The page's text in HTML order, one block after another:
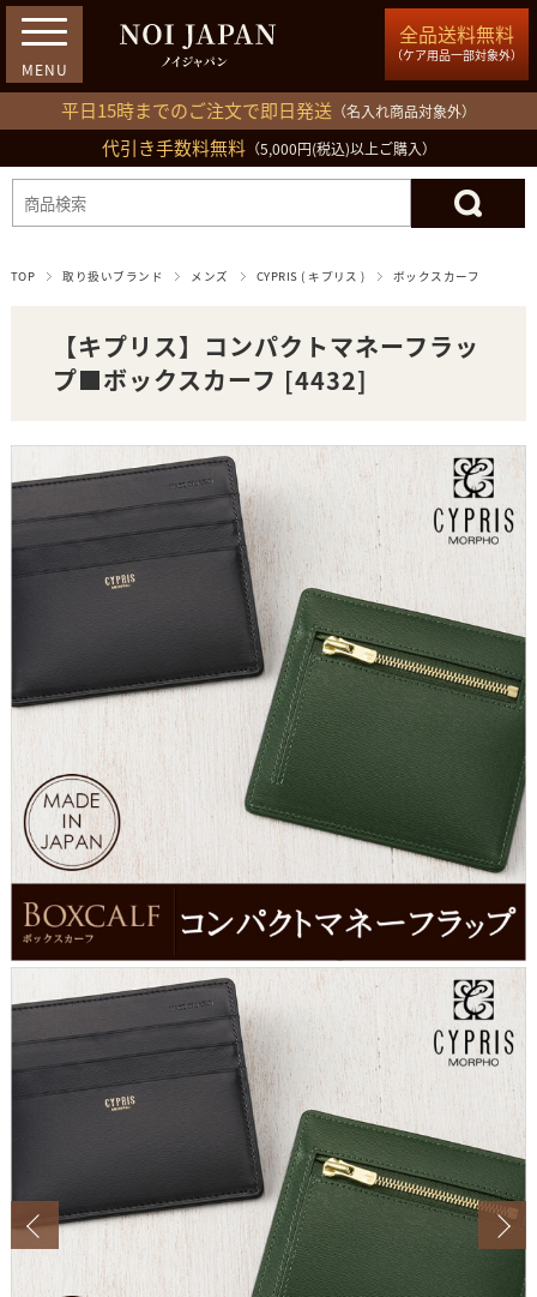
全品送料無料
（ケア用品一部対象外）
平日15時までのご注文で即日発送 （名入れ商品対象外）
代引き手数料無料（5,000円(税込)以上ご購入）
03-5809-1212
ログイン 会員登録 買い物カゴ
TOP 取り扱いブランド メンズ CYPRIS ( キプリス ) ボックスカーフ
【キプリス】コンパクトマネーフラッ
プ■ボックスカーフ [4432]